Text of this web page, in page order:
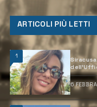
ARTICOLI PIÙ LETTI
1
6